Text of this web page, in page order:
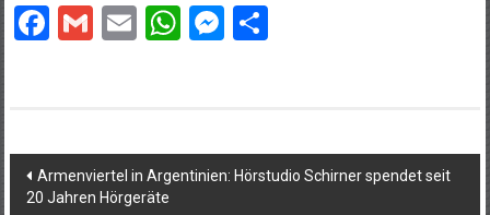
Facebook
Gmail
EmailWhatsApp
Messenger
Teilen
Beitragsnavigation
Armenviertel in Argentinien: Hörstudio Schirner spendet seit
20 Jahren Hörgeräte